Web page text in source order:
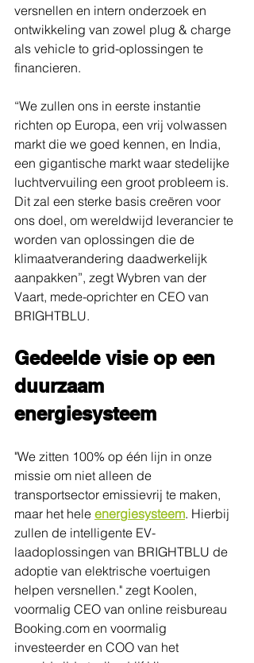
versnellen en intern onderzoek en
ontwikkeling van zowel plug & charge
als vehicle to grid-oplossingen te
financieren.
“We zullen ons in eerste instantie
richten op Europa, een vrij volwassen
markt die we goed kennen, en India,
een gigantische markt waar stedelijke
luchtvervuiling een groot probleem is.
Dit zal een sterke basis creëren voor
ons doel, om ​​wereldwijd leverancier te
worden van oplossingen die de
klimaatverandering daadwerkelijk
aanpakken”, zegt Wybren van der
Vaart, mede-oprichter en CEO van
BRIGHTBLU.
Gedeelde visie op een
duurzaam
energiesysteem
"We zitten 100% op één lijn in onze
missie om niet alleen de
transportsector emissievrij te maken,
maar het hele energiesysteem. Hierbij
zullen de intelligente EV-
laadoplossingen van BRIGHTBLU de
adoptie van elektrische voertuigen
helpen versnellen." zegt Koolen,
voormalig CEO van online reisbureau
Booking.com en voormalig
investeerder en COO van het